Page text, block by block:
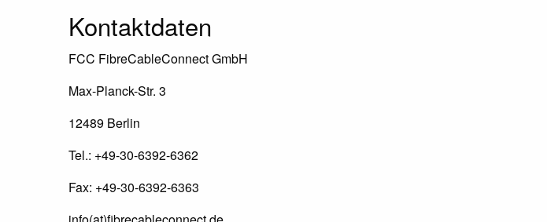
FooterKontaktdaten
FCC FibreCableConnect GmbH
Max-Planck-Str. 3
12489 Berlin
Tel.: +49-30-6392-6362
Fax: +49-30-6392-6363